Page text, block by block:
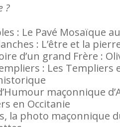
?
: Le Pavé Mosaïque
: L’être et la
d’un grand Frère :
: Les Templiers
maçonnique
en Occitanie
la photo maçonnique